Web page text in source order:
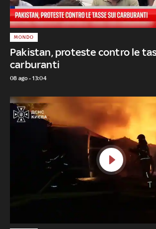
Pakistan, proteste contro le
carburanti
MONDO
08 ago - 13:04